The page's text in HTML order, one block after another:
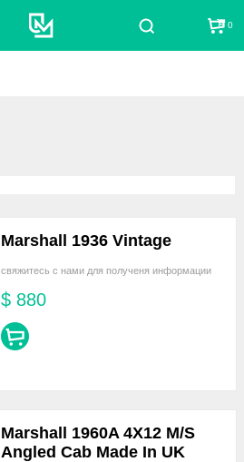
Поиск 0
Marshall 1936 Vintage
свяжитесь с нами для полученя информации
$ 880
Marshall 1960A 4X12 M/S
Angled Cab Made In UK